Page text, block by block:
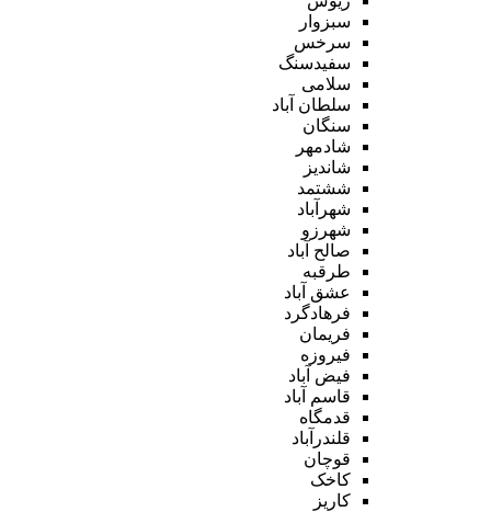
سبزوار
سرخس
سفیدسنگ
سلامی
سلطان آباد
سنگان
شادمهر
شاندیز
ششتمد
شهرآباد
شهرزو
صالح آباد
طرقبه
عشق آباد
فرهادگرد
فریمان
فیروزه
فیض آباد
قاسم آباد
قدمگاه
قلندرآباد
قوچان
کاخک
کاریز